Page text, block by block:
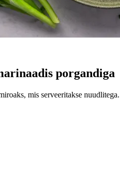
porgandiga
mis serveeritakse